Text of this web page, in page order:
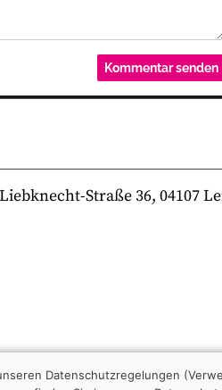
Straße 36, 04107
Datenschutzregelungen